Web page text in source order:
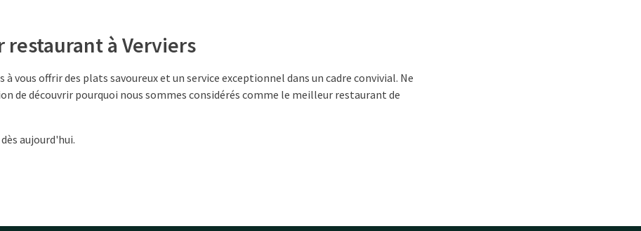
à Verviers
à vous offrir des plats savoureux et un service exceptionnel dans un cadre convivial. Ne
de découvrir pourquoi nous sommes considérés comme le meilleur restaurant de
aujourd'hui.